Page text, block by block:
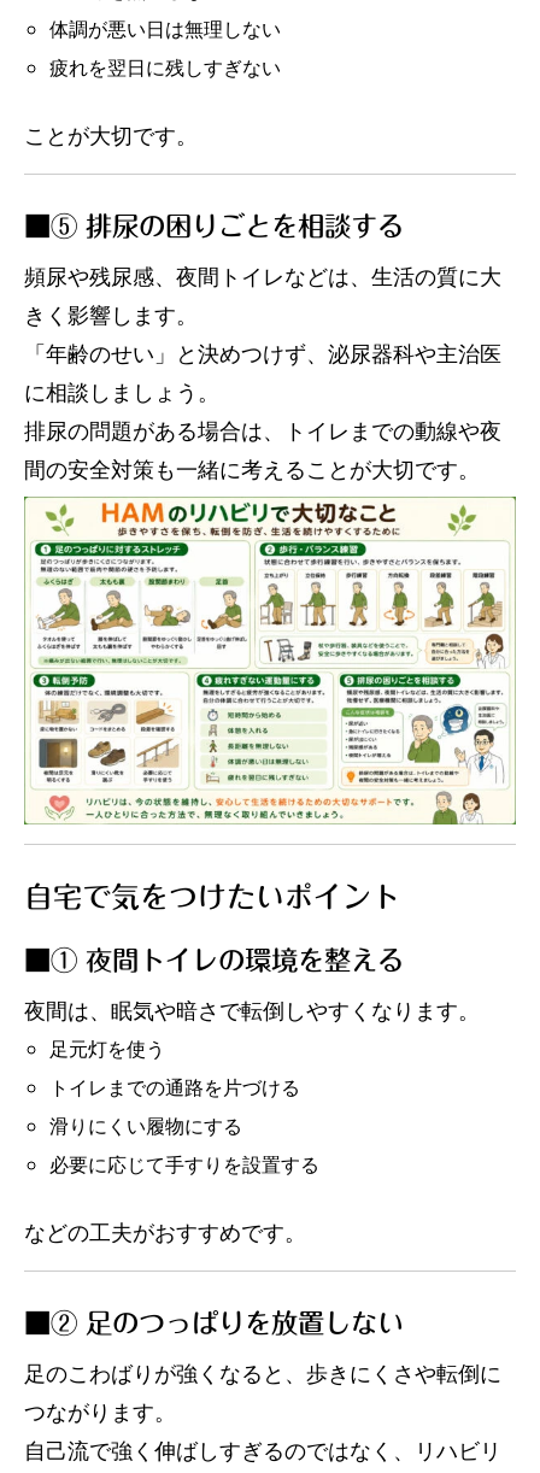
体調が悪い日は無理しない
疲れを翌日に残しすぎない
ことが大切です。
■⑤ 排尿の困りごとを相談する
頻尿や残尿感、夜間トイレなどは、生活の質に大
きく影響します。
「年齢のせい」と決めつけず、泌尿器科や主治医
に相談しましょう。
排尿の問題がある場合は、トイレまでの動線や夜
間の安全対策も一緒に考えることが大切です。
自宅で気をつけたいポイント
■① 夜間トイレの環境を整える
夜間は、眠気や暗さで転倒しやすくなります。
足元灯を使う
トイレまでの通路を片づける
滑りにくい履物にする
必要に応じて手すりを設置する
などの工夫がおすすめです。
■② 足のつっぱりを放置しない
足のこわばりが強くなると、歩きにくさや転倒に
つながります。
自己流で強く伸ばしすぎるのではなく、リハビリ